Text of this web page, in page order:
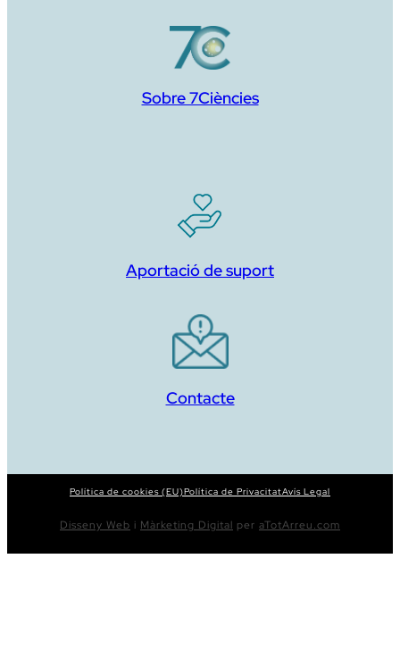
Sobre 7Ciències
Aportació de suport
Contacte
Política de cookies (EU)Política de PrivacitatAvís Legal
Disseny Web i Màrketing Digital per aTotArreu.com